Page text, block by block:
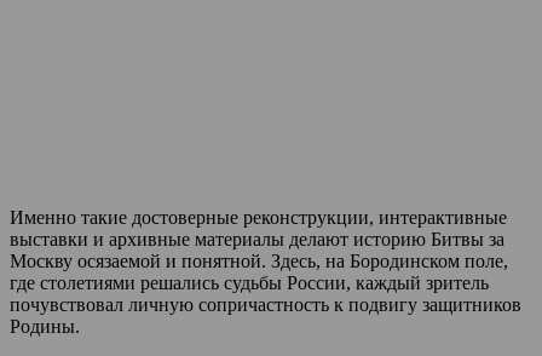
Именно такие достоверные реконструкции, интерактивные
выставки и архивные материалы делают историю Битвы за
Москву осязаемой и понятной. Здесь, на Бородинском поле,
где столетиями решались судьбы России, каждый зритель
почувствовал личную сопричастность к подвигу защитников
Родины.